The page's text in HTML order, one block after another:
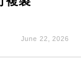
June 22, 2026